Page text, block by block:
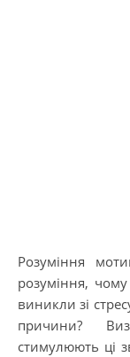
Розуміння
розуміння,
виникли зі
причини?
стимулюють ці